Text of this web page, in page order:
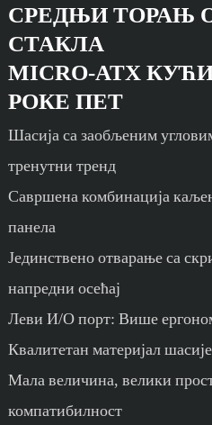
СРЕДЊИ ТОРАЊ
СТАКЛА
MICRO-ATX
РОКЕ ПЕТ
Шасија са заобљеним
тренутни тренд
Савршена комбинација
панела
Јединствено отварање са
напредни осећај
Леви И/О порт: Више
Квалитетан материјал
Мала величина, велики
компатибилност